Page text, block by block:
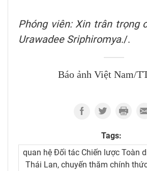
Phóng viên: Xin trân trọng
Urawadee Sriphiromya./.
Báo ảnh Việt Nam/
Tags:
quan hệ Đối tác Chiến lược Toàn
Thái Lan, chuyến thăm chính